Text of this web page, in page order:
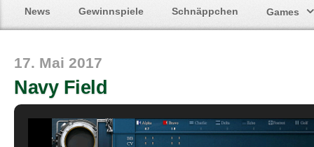
News Gewinnspiele Schnäppchen Games
17. Mai 2017
Navy Field